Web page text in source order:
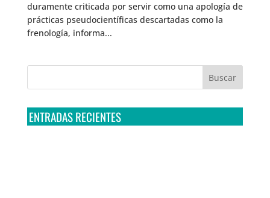
duramente criticada por servir como una apología de
prácticas pseudocientíficas descartadas como la
frenología, informa...
ENTRADAS RECIENTES